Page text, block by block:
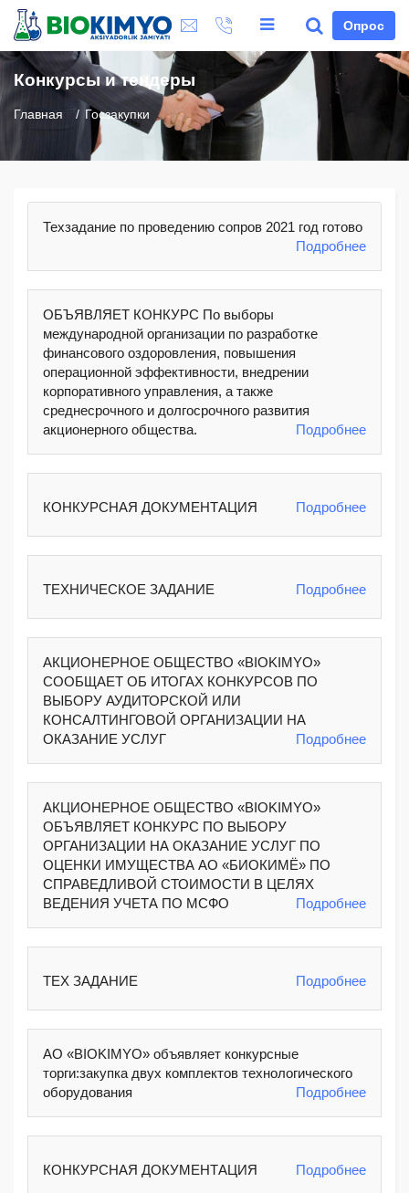
Опрос
Конкурсы и тендеры
Главная Госзакупки
Техзадание по проведению сопров 2021 год готово
Подробнее
ОБЪЯВЛЯЕТ КОНКУРС По выборы
международной организации по разработке
финансового оздоровления, повышения
операционной эффективности, внедрении
корпоративного управления, а также
среднесрочного и долгосрочного развития
акционерного общества.
Подробнее
КОНКУРСНАЯ ДОКУМЕНТАЦИЯ Подробнее
ТЕХНИЧЕСКОЕ ЗАДАНИЕ Подробнее
АКЦИОНЕРНОЕ ОБЩЕСТВО «BIOKIMYO»
СООБЩАЕТ ОБ ИТОГАХ КОНКУРСОВ ПО
ВЫБОРУ АУДИТОРСКОЙ ИЛИ
КОНСАЛТИНГОВОЙ ОРГАНИЗАЦИИ НА
ОКАЗАНИЕ УСЛУГ
Подробнее
АКЦИОНЕРНОЕ ОБЩЕСТВО «BIOKIMYO»
ОБЪЯВЛЯЕТ КОНКУРС ПО ВЫБОРУ
ОРГАНИЗАЦИИ НА ОКАЗАНИЕ УСЛУГ ПО
ОЦЕНКИ ИМУЩЕСТВА АО «БИОКИМЁ» ПО
СПРАВЕДЛИВОЙ СТОИМОСТИ В ЦЕЛЯХ
ВЕДЕНИЯ УЧЕТА ПО МСФО
Подробнее
ТЕХ ЗАДАНИЕ Подробнее
АО «BIOKIMYO» объявляет конкурсные
торги:закупка двух комплектов технологического
оборудования
Подробнее
КОНКУРСНАЯ ДОКУМЕНТАЦИЯ Подробнее